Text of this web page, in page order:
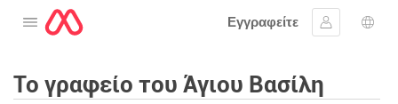
Ανοίξτε το μενού
Εγγραφείτε
Συνδεθείτε
Το γραφείο του Άγιου Βασίλη